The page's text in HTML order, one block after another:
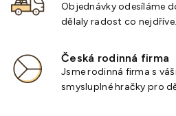
Objednávky odesíláme
dělaly radost co nejdříve.
Česká rodinná firma
Jsme rodinná firma s
smysluplné hračky pro